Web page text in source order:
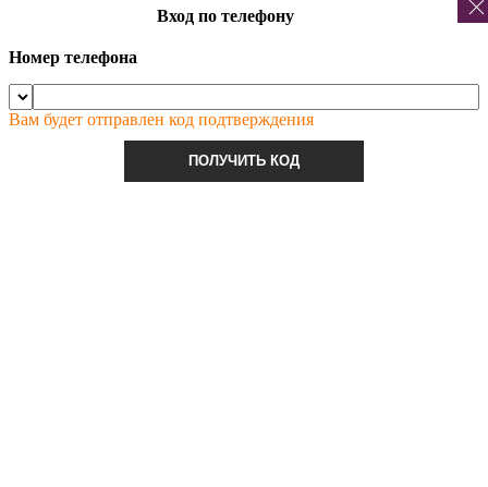
Вход по телефону
Номер телефона
Вам будет отправлен код подтверждения
ПОЛУЧИТЬ КОД